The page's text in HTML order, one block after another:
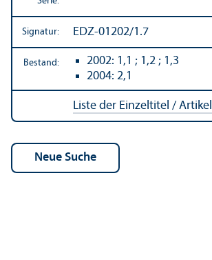
Signatur: EDZ-01202/1.7
Bestand:
2002: 1,1 ; 1,2 ; 1,3
2004: 2,1
Liste der Einzeltitel / Artikel